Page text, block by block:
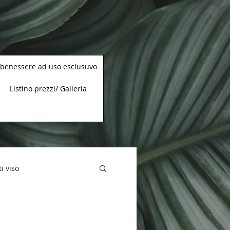
ad uso esclusuvo
Listino prezzi/ Galleria
viso